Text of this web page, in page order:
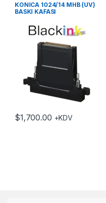
KONICA 1024/14 MHB (UV)
BASKI KAFASI
$1,700.00 +KDV